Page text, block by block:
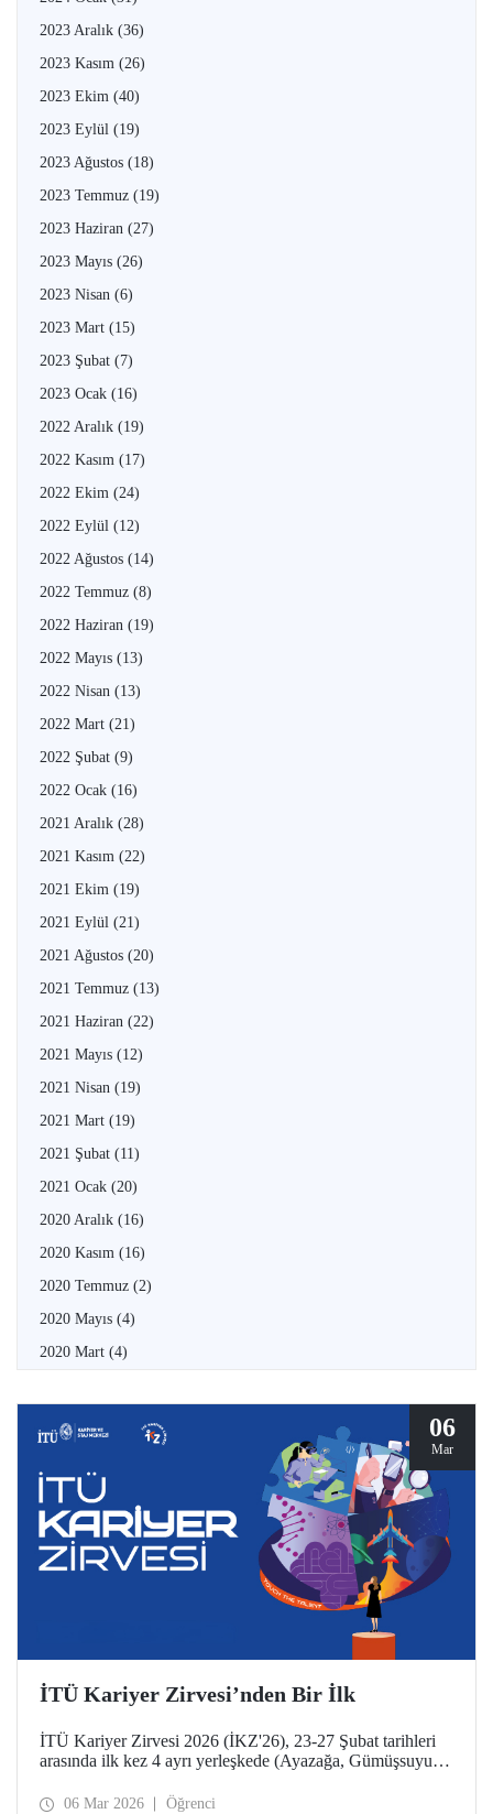
2023 Aralık (36)
2023 Kasım (26)
2023 Ekim (40)
2023 Eylül (19)
2023 Ağustos (18)
2023 Temmuz (19)
2023 Haziran (27)
2023 Mayıs (26)
2023 Nisan (6)
2023 Mart (15)
2023 Şubat (7)
2023 Ocak (16)
2022 Aralık (19)
2022 Kasım (17)
2022 Ekim (24)
2022 Eylül (12)
2022 Ağustos (14)
2022 Temmuz (8)
2022 Haziran (19)
2022 Mayıs (13)
2022 Nisan (13)
2022 Mart (21)
2022 Şubat (9)
2022 Ocak (16)
2021 Aralık (28)
2021 Kasım (22)
2021 Ekim (19)
2021 Eylül (21)
2021 Ağustos (20)
2021 Temmuz (13)
2021 Haziran (22)
2021 Mayıs (12)
2021 Nisan (19)
2021 Mart (19)
2021 Şubat (11)
2021 Ocak (20)
2020 Aralık (16)
2020 Kasım (16)
2020 Temmuz (2)
2020 Mayıs (4)
2020 Mart (4)
06
Mar
İTÜ Kariyer Zirvesi’nden Bir İlk
İTÜ Kariyer Zirvesi 2026 (İKZ'26), 23-27 Şubat tarihleri
arasında ilk kez 4 ayrı yerleşkede (Ayazağa, Gümüşsuyu
zamanlı düzenlendi.
06 Mar 2026 Öğrenci